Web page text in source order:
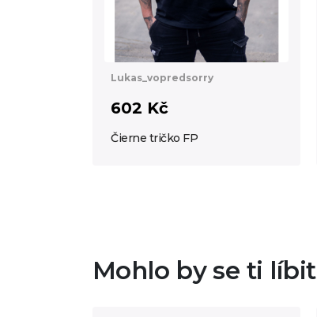
Lukas_vopredsorry
602 Kč
Čierne tričko FP
Mohlo by se ti líbit